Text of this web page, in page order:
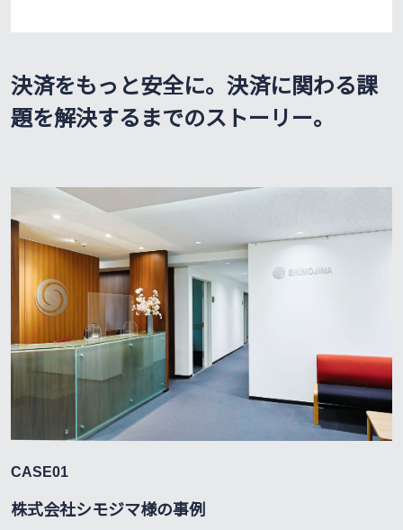
o
o
k
決済をもっと安全に。決済に関わる課
題を解決するまでのストーリー。
CASE01
株式会社シモジマ様の事例